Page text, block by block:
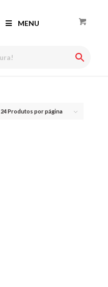
MENU
24 Produtos por página